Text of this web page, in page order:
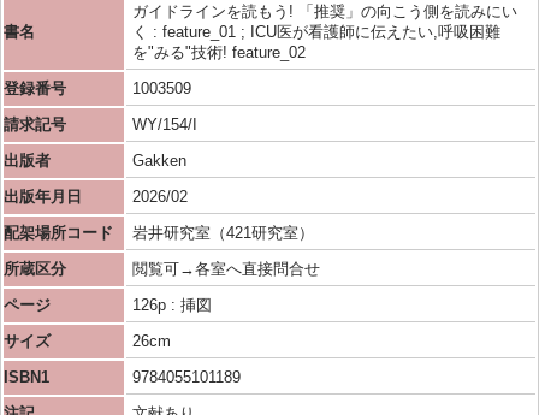
書名
ガイドラインを読もう! 「推奨」の向こう側を読みにい
く : feature_01 ; ICU医が看護師に伝えたい,呼吸困難
を"みる"技術! feature_02
登録番号
1003509
請求記号
WY/154/I
出版者
Gakken
出版年月日
2026/02
配架場所コード
岩井研究室（421研究室）
所蔵区分
閲覧可→各室へ直接問合せ
ページ
126p : 挿図
サイズ
26cm
ISBN1
9784055101189